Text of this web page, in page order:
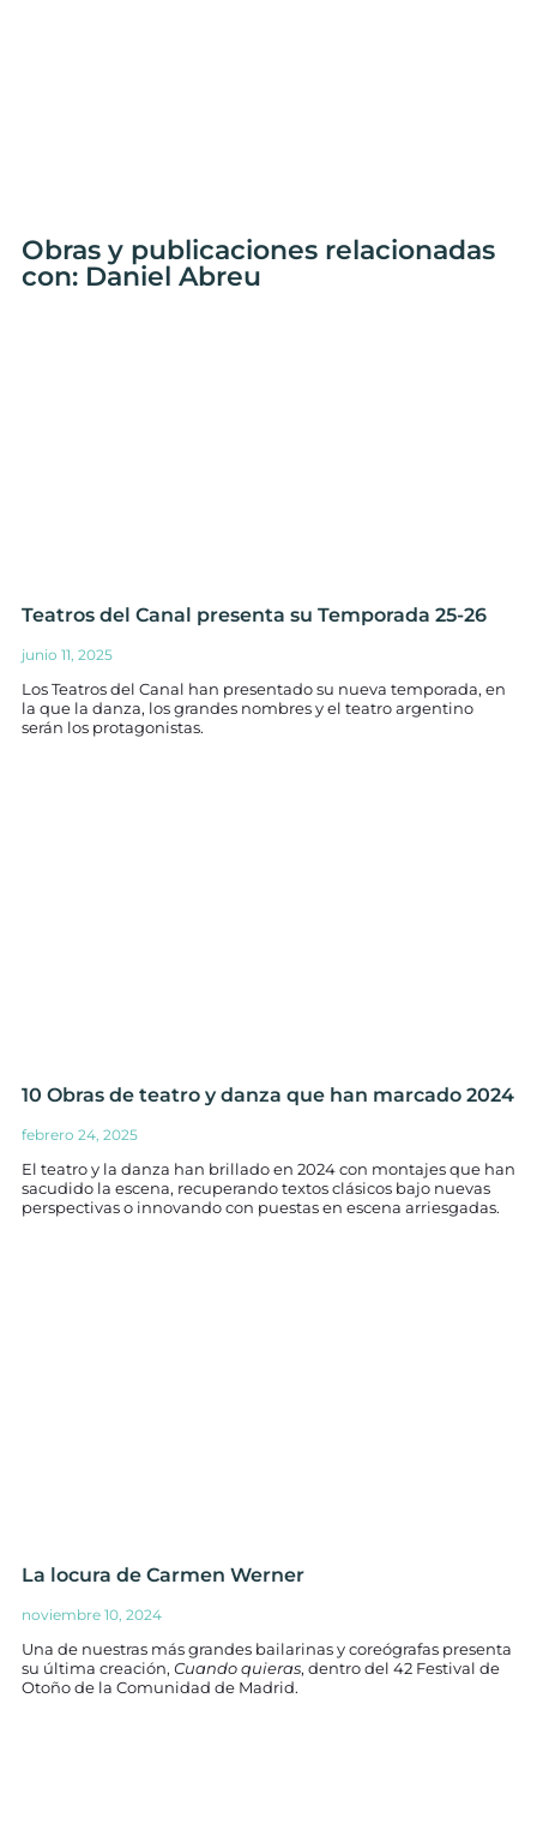
Obras y publicaciones relacionadas
con: Daniel Abreu
Teatros del Canal presenta su Temporada 25-26
junio 11, 2025
Los Teatros del Canal han presentado su nueva temporada, en
la que la danza, los grandes nombres y el teatro argentino
serán los protagonistas.
10 Obras de teatro y danza que han marcado 2024
febrero 24, 2025
El teatro y la danza han brillado en 2024 con montajes que han
sacudido la escena, recuperando textos clásicos bajo nuevas
perspectivas o innovando con puestas en escena arriesgadas.
La locura de Carmen Werner
noviembre 10, 2024
Una de nuestras más grandes bailarinas y coreógrafas presenta
su última creación, Cuando quieras, dentro del 42 Festival de
Otoño de la Comunidad de Madrid.